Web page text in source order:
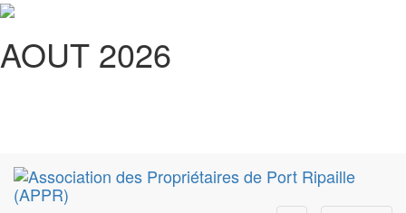
AOUT 2026